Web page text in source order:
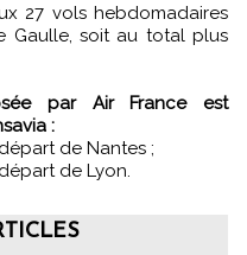
27 vols hebdomadaires
Gaulle, soit au total plus
par Air France est
:
de Nantes ;
de Lyon.